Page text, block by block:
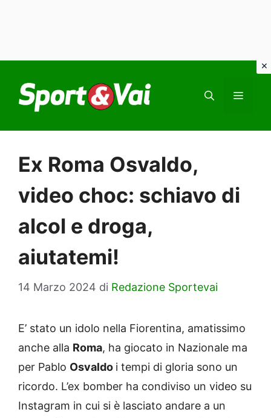
contenuto
Ex Roma Osvaldo,
video choc: schiavo di
alcol e droga,
aiutatemi!
14 Marzo 2024 di Redazione Sportevai
E’ stato un idolo nella Fiorentina, amatissimo
anche alla Roma, ha giocato in Nazionale ma
per Pablo Osvaldo i tempi di gloria sono un
ricordo. L’ex bomber ha condiviso un video su
Instagram in cui si è lasciato andare a un